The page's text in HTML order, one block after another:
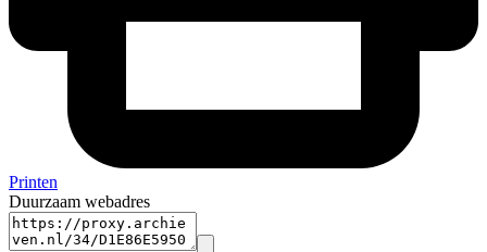
Printen
Duurzaam webadres